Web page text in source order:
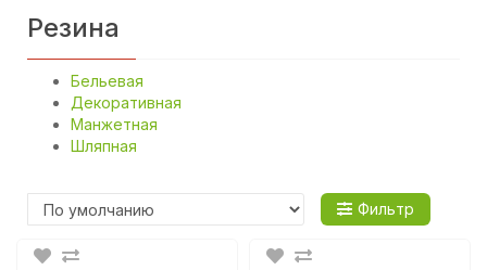
Резина
Бельевая
Декоративная
Манжетная
Шляпная
Фильтр